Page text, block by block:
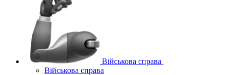
Військова справа
Військова справа